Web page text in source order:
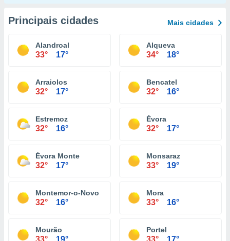
Principais cidades Mais cidades
Alandroal
33° 17°
Alqueva
34° 18°
Arraiolos
32° 17°
Bencatel
32° 16°
Estremoz
32° 16°
Évora
32° 17°
Évora Monte
32° 17°
Monsaraz
33° 19°
Montemor-o-Novo
32° 16°
Mora
33° 16°
Mourão
33° 19°
Portel
33° 17°